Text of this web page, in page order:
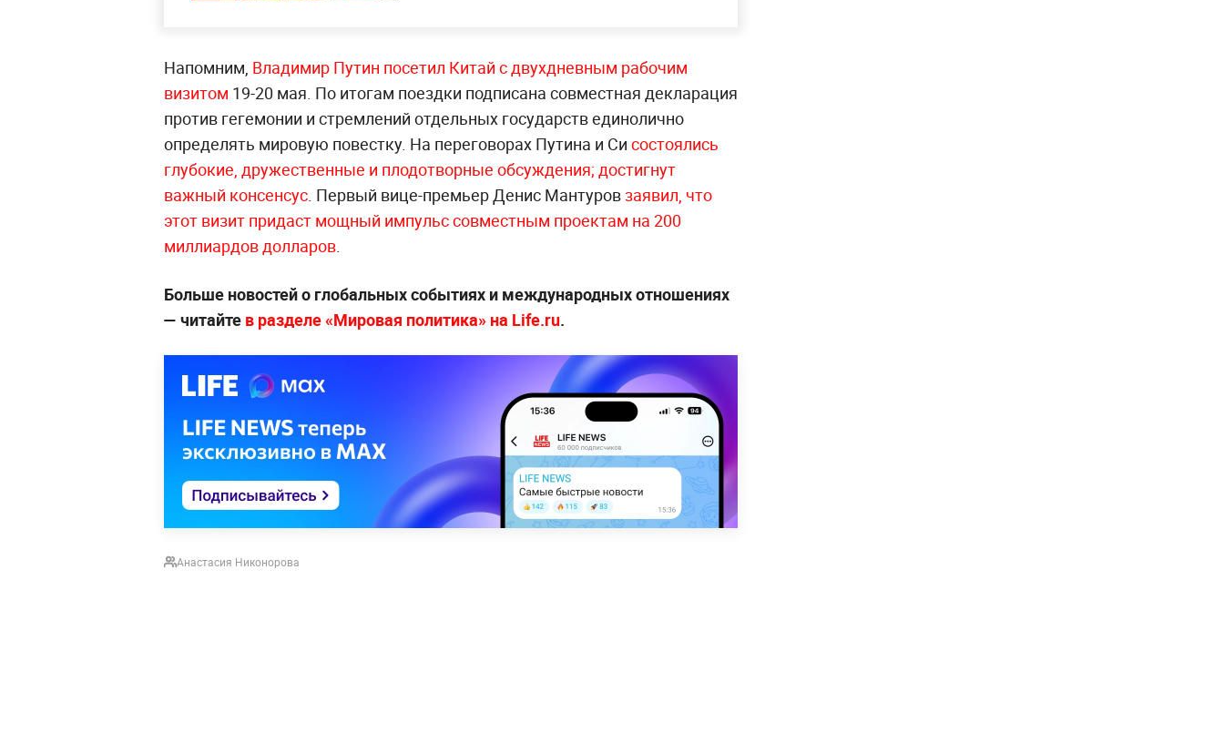
Напомним, Владимир Путин посетил Китай с двухдневным рабочим
визитом 19-20 мая. По итогам поездки подписана совместная декларация
против гегемонии и стремлений отдельных государств единолично
определять мировую повестку. На переговорах Путина и Си состоялись
глубокие, дружественные и плодотворные обсуждения; достигнут
важный консенсус. Первый вице-премьер Денис Мантуровзаявил, что
этот визит придаст мощный импульс совместным проектам на 200
миллиардов долларов.
Больше новостей о глобальных событиях и международных отношениях
— читайте в разделе «Мировая политика» на Life.ru.
Анастасия Никонорова